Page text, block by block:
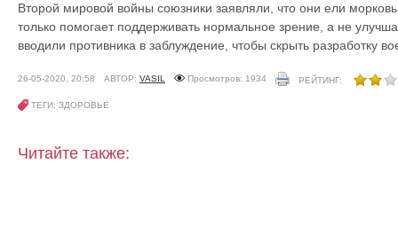
Второй мировой войны союзники заявляли, что они ели
только помогает поддерживать нормальное зрение, а не
вводили противника в заблуждение, чтобы скрыть разработку
26-05-2020, 20:58 АВТОР: VASIL Просмотров: 1934 РЕЙТИНГ:
ТЕГИ: ЗДОРОВЬЕ
Читайте также: